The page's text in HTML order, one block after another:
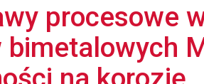
procesowe
bimetalowych